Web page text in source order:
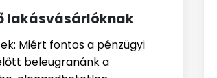
lakásvásárlóknak
Miért fontos a pénzügyi
beleugranánk a